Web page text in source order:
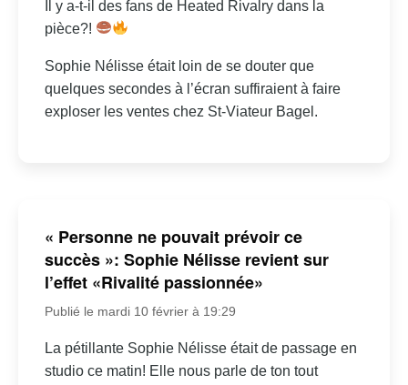
Il y a-t-il des fans de Heated Rivalry dans la
pièce?!
Sophie Nélisse était loin de se douter que
quelques secondes à l’écran suffiraient à faire
exploser les ventes chez St-Viateur Bagel.
« Personne ne pouvait prévoir ce
succès »: Sophie Nélisse revient sur
l’effet «Rivalité passionnée»
Publié le mardi 10 février à 19:29
La pétillante Sophie Nélisse était de passage en
studio ce matin! Elle nous parle de ton tout